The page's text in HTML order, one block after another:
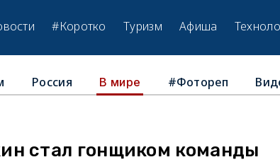
#Коротко Туризм Афиша
Россия В мире #Фотореп
стал гонщиком команды